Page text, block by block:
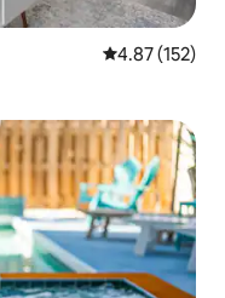
從 152 則評價
4.87 (152)